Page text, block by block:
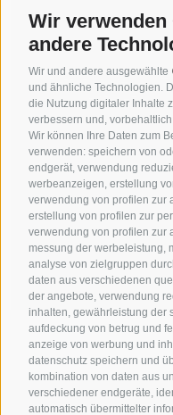
Wir verwenden
andere
Wir und andere ausgewählte
und ähnliche Technologien.
die Nutzung digitaler Inhalte
verbessern und,
Wir können Ihre Daten zum
verwenden: speichern von
endgerät, verwendung
werbeanzeigen, erstellung
verwendung von profilen zur
erstellung von profilen zur
verwendung von profilen zur
messung der werbeleistung,
analyse von zielgruppen
daten aus verschiedenen
der angebote, verwendung
inhalten, gewährleistung der
aufdeckung von betrug und
anzeige von werbung und
datenschutz speichern und
kombination von daten aus
verschiedener endgeräte,
automatisch übermittelter
Performance und
Hotellerie,